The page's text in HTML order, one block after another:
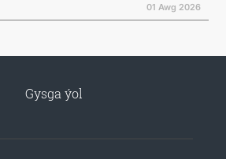
01 Awg 2026
Gysga ýol